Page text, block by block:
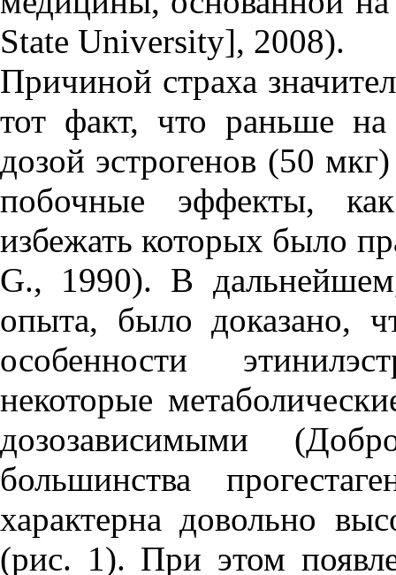
State University], 2008).
Причиной страха
тот факт, что раньше
дозой эстрогенов (50
побочные эффекты,
избежать которых было
G., 1990). В
опыта, было доказано,
особенности
некоторые
дозозависимыми
большинства
характерна довольно
(рис. 1). При этом